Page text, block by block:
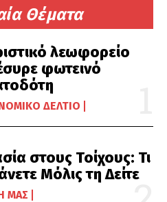
Θέματα
λεωφορείο
φωτεινό
ΔΕΛΤΊΟ
στους Τοίχους: Τι
Μόλις τη Δείτε
ΜΑΣ